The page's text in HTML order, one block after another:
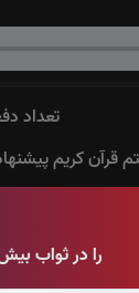
را در ثواب
تعداد
قرآن کریم